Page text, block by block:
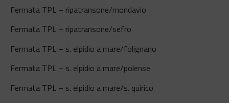
Fermata TPL – ripatransone/mondavio
Fermata TPL – ripatransone/sefro
Fermata TPL – s. elpidio a mare/folignano
Fermata TPL – s. elpidio a mare/polense
Fermata TPL – s. elpidio a mare/s. quirico